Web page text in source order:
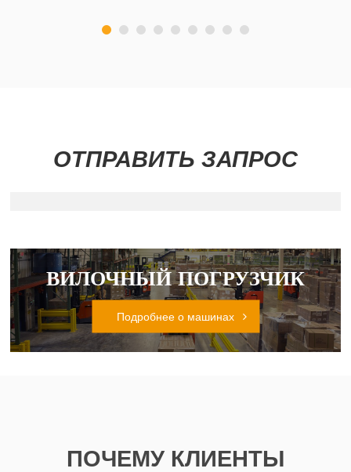
ОТПРАВИТЬ ЗАПРОС
ВИЛОЧНЫЙ ПОГРУЗЧИК
Подробнее о машинах
ПОЧЕМУ КЛИЕНТЫ